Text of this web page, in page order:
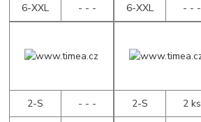
6-XXL
- - -
6-XXL
- - -
2-S
- - -
2-S
2 ks